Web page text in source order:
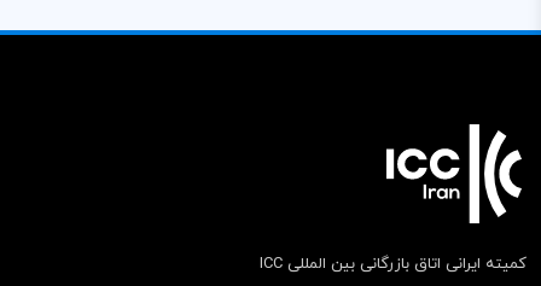
کمیته ایرانی اتاق بازرگانی بین المللی ICC